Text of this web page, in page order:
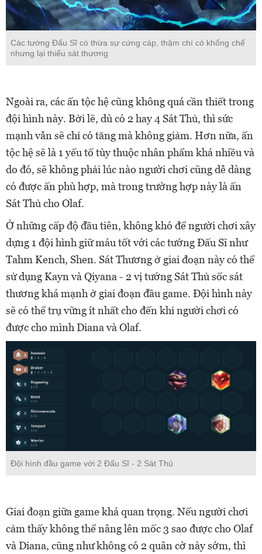
Các tướng Đấu Sĩ có thừa sự cứng cáp, thậm chí có khống chế
nhưng lại thiếu sát thương
Ngoài ra, các ấn tộc hệ cũng không quá cần thiết trong
đội hình này. Bởi lẽ, dù có 2 hay 4 Sát Thủ, thì sức
mạnh vẫn sẽ chỉ có tăng mà không giảm. Hơn nữa, ấn
tộc hệ sẽ là 1 yếu tố tùy thuộc nhân phẩm khá nhiều và
do đó, sẽ không phải lúc nào người chơi cũng dễ dàng
có được ấn phù hợp, mà trong trường hợp này là ấn
Sát Thủ cho Olaf.
Ở những cấp độ đầu tiên, không khó để người chơi xây
dựng 1 đội hình giữ máu tốt với các tướng Đấu Sĩ như
Tahm Kench, Shen. Sát Thương ở giai đoạn này có thể
sử dụng Kayn và Qiyana - 2 vị tướng Sát Thủ sốc sát
thương khá mạnh ở giai đoạn đầu game. Đội hình này
sẽ có thể trụ vững ít nhất cho đến khi người chơi có
được cho mình Diana và Olaf.
Đội hình đầu game với 2 Đấu Sĩ - 2 Sát Thủ
Giai đoạn giữa game khá quan trọng. Nếu người chơi
cảm thấy không thể nâng lên mốc 3 sao được cho Olaf
và Diana, cũng như không có 2 quân cờ này sớm, thì